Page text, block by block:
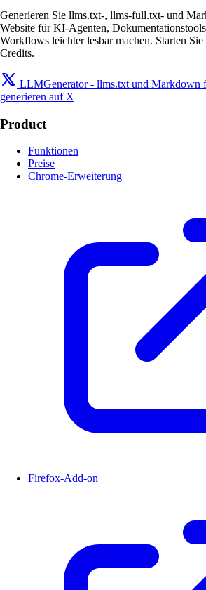
Generieren Sie llms.txt-, llms-full.txt- und
Website für KI-Agenten,
Workflows leichter lesbar machen. Starten
Credits.
LLMGenerator - llms.txt und Markdown
generieren auf X
Product
Funktionen
Preise
Chrome-Erweiterung
Firefox-Add-on